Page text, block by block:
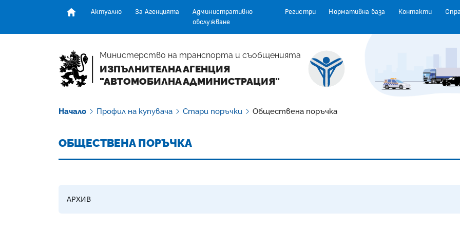
Актуално За Агенцията
Административно
обслужване
Регистри Нормативна база Контакти
Министерство на транспорта и съобщенията
ИЗПЪЛНИТЕЛНА АГЕНЦИЯ
"АВТОМОБИЛНА АДМИНИСТРАЦИЯ"
Начало Профил на купувача Стари поръчки Обществена поръчка
ОБЩЕСТВЕНА ПОРЪЧКА
АРХИВ